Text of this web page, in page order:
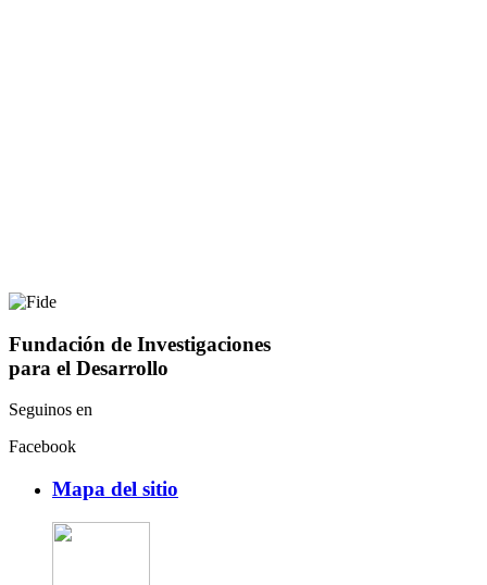
Fundación de Investigaciones
para el Desarrollo
Seguinos en
Facebook
Mapa del sitio